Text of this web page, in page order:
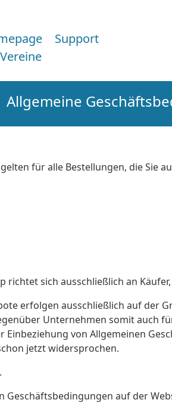
Support
Allgemeine
für alle Bestellungen, die Sie
richtet sich ausschließlich an
erfolgen ausschließlich auf der
Unternehmen somit auch
von Allgemeinen
jetzt widersprochen.
Geschäftsbedingungen auf der